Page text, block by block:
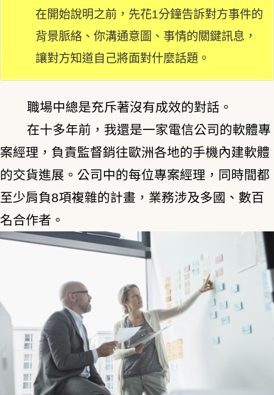
在開始說明之前，先花1分鐘告訴對方事件的
背景脈絡、你溝通意圖、事情的關鍵訊息，
讓對方知道自己將面對什麼話題。
職場中總是充斥著沒有成效的對話。
在十多年前，我還是一家電信公司的軟體專
案經理，負責監督銷往歐洲各地的手機內建軟體
的交貨進展。公司中的每位專案經理，同時間都
至少肩負8項複雜的計畫，業務涉及多國、數百
名合作者。